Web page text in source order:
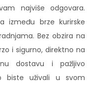
najviše odgovara.
između brze kurirske
Bez obzira na
i sigurno, direktno na
dostavu i pažljivo
biste uživali u svom